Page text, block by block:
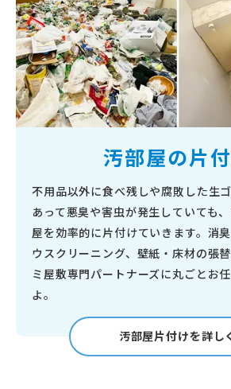
汚部屋の片
不用品以外に食べ残しや腐敗した生
あって悪臭や害虫が発生していても
屋を効率的に片付けていきます。消
ウスクリーニング、壁紙・床材の張
ミ屋敷専門パートナーズに丸ごとお
よ。
汚部屋片付けを詳し